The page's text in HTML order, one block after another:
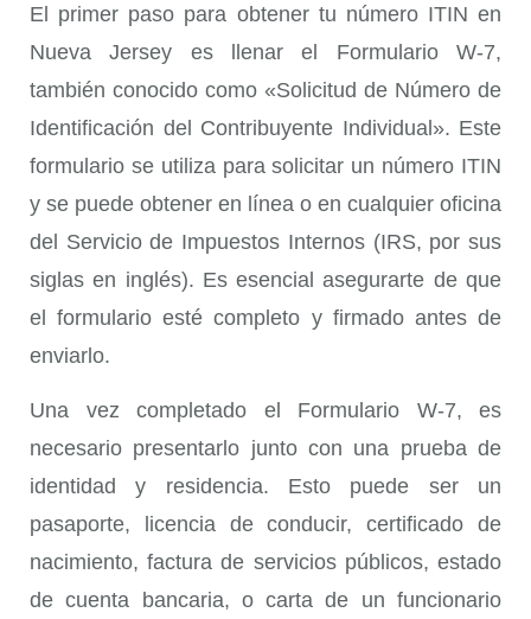
El primer paso para obtener tu número ITIN en
Nueva Jersey es llenar el Formulario W-7,
también conocido como «Solicitud de Número de
Identificación del Contribuyente Individual». Este
formulario se utiliza para solicitar un número ITIN
y se puede obtener en línea o en cualquier oficina
del Servicio de Impuestos Internos (IRS, por sus
siglas en inglés). Es esencial asegurarte de que
el formulario esté completo y firmado antes de
enviarlo.
Una vez completado el Formulario W-7, es
necesario presentarlo junto con una prueba de
identidad y residencia. Esto puede ser un
pasaporte, licencia de conducir, certificado de
nacimiento, factura de servicios públicos, estado
de cuenta bancaria, o carta de un funcionario